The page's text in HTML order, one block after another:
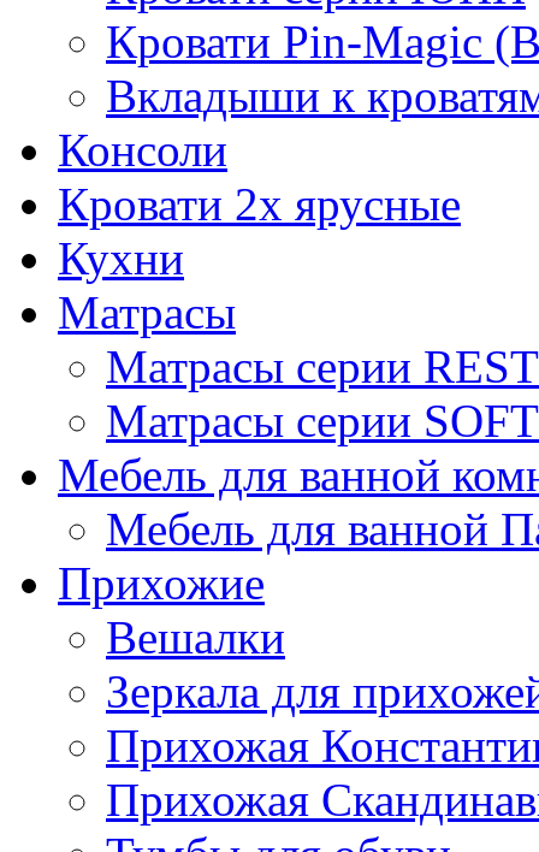
Кровати Pin-Magic
Вкладыши к
Консоли
Кровати 2х ярусные
Кухни
Матрасы
Матрасы серии REST
Матрасы серии SOFT
Мебель для ванной
Мебель для ванной
Прихожие
Вешалки
Зеркала для
Прихожая
Прихожая